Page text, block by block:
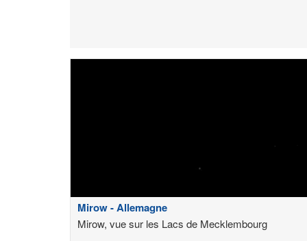
Mirow - Allemagne
Mirow, vue sur les Lacs de Mecklembourg